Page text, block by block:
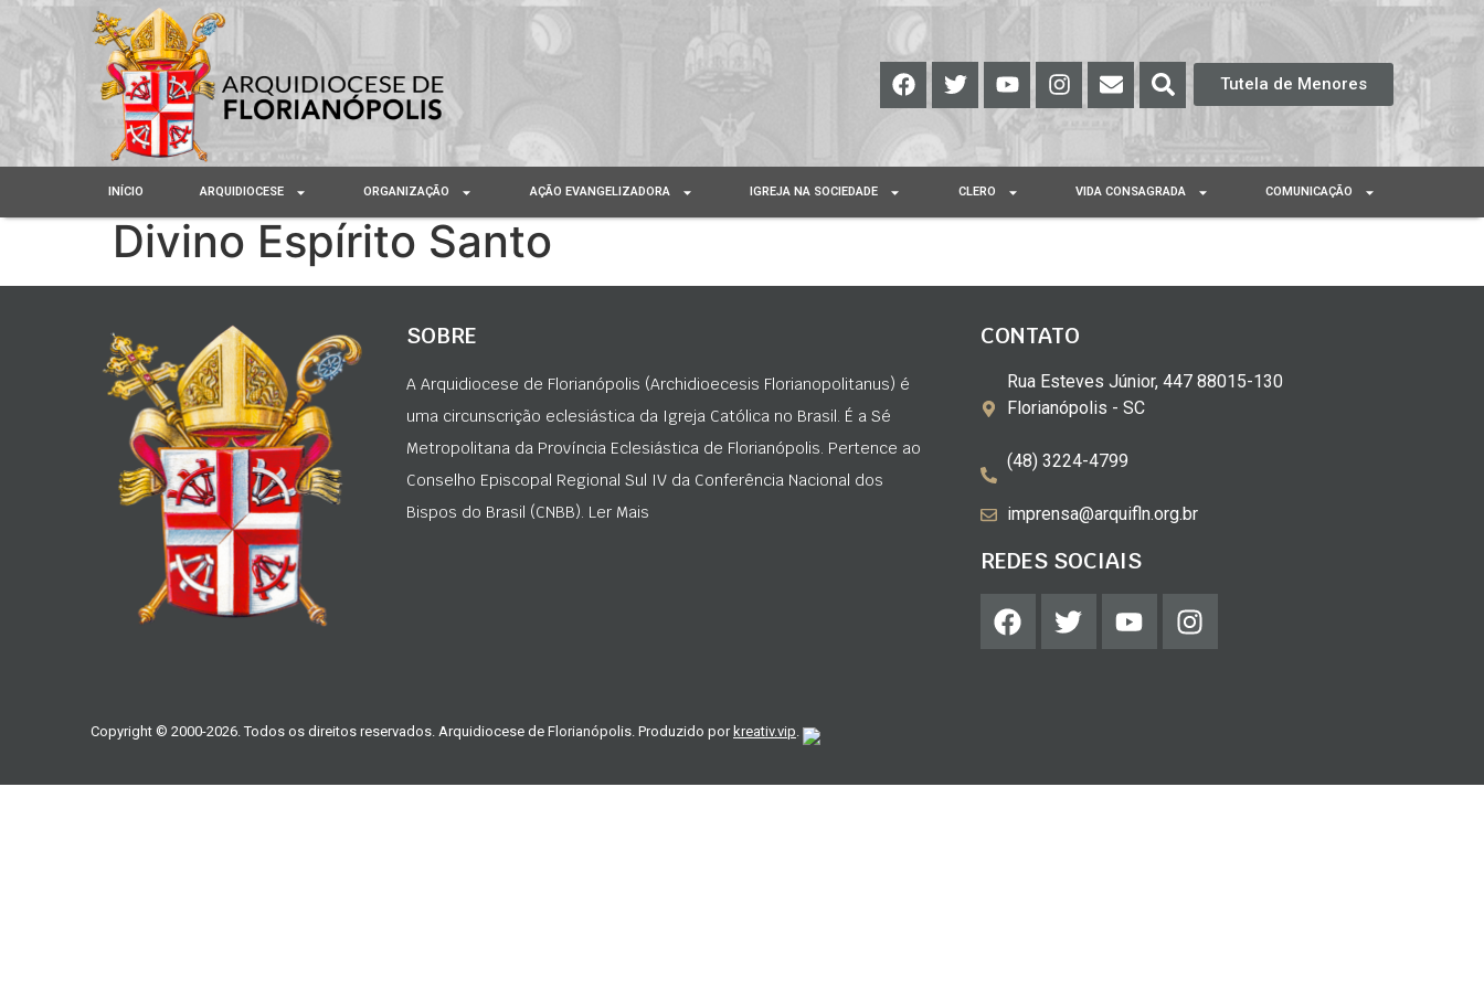
Tutela de Menores
INÍCIO ARQUIDIOCESE ORGANIZAÇÃO AÇÃO EVANGELIZADORA IGREJA NA SOCIEDADE CLERO VIDA CONSAGRADA COMUNICAÇÃO
Divino Espírito Santo
SOBRE
A Arquidiocese de Florianópolis (Archidioecesis Florianopolitanus) é
uma circunscrição eclesiástica da Igreja Católica no Brasil. É a Sé
Metropolitana da Província Eclesiástica de Florianópolis. Pertence ao
Conselho Episcopal Regional Sul IV da Conferência Nacional dos
Bispos do Brasil (CNBB). Ler Mais
CONTATO
Rua Esteves Júnior, 447 88015-130
Florianópolis - SC
(48) 3224-4799
imprensa@arquifln.org.br
REDES SOCIAIS
Copyright © 2000-2026. Todos os direitos reservados. Arquidiocese de Florianópolis. Produzido por kreativ.vip.